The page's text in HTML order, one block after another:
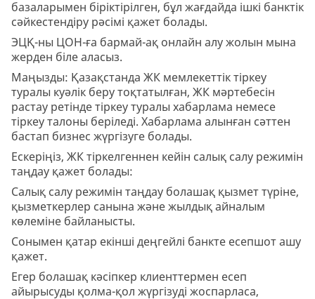
базаларымен біріктірілген, бұл жағдайда ішкі банктік
сәйкестендіру рәсімі қажет болады.
ЭЦҚ-ны ЦОН-ға бармай-ақ онлайн алу жолын мына
жерден біле аласыз.
Маңызды: Қазақстанда ЖК мемлекеттік тіркеу
туралы куәлік беру тоқтатылған, ЖК мәртебесін
растау ретінде тіркеу туралы хабарлама немесе
тіркеу талоны беріледі. Хабарлама алынған сәттен
бастап бизнес жүргізуге болады.
Ескеріңіз, ЖК тіркелгеннен кейін салық салу режимін
таңдау қажет болады:
Салық салу режимін таңдау болашақ қызмет түріне,
қызметкерлер санына және жылдық айналым
көлеміне байланысты.
Сонымен қатар екінші деңгейлі банкте есепшот ашу
қажет.
Егер болашақ кәсіпкер клиенттермен есеп
айырысуды қолма-қол жүргізуді жоспарласа,